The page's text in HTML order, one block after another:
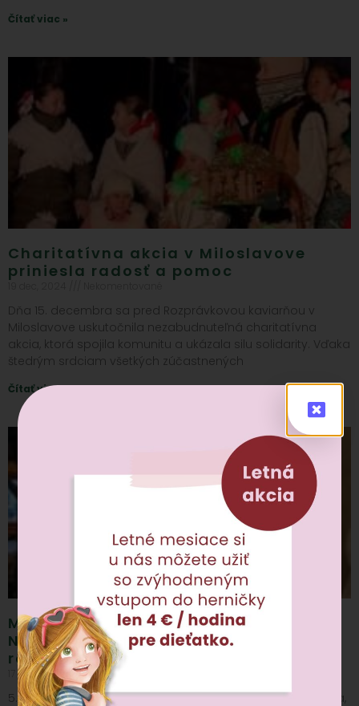
Čítať viac »
Charitatívna akcia v Miloslavove
priniesla radosť a pomoc
Dňa 15. decembra sa pred Rozprávkovou kaviarňou v
Miloslavove uskutočnila nezabudnuteľná charitatívna
akcia, ktorá spojila komunitu a ukázala silu solidarity. Vďaka
štedrým srdciam všetkých zúčastnených
Čítať viac »
Mikuláš v Rozprávkovej kaviarni:
Nezabudnuteľný zážitok pre deti aj
rodičov
17 dec, 2024 Nekomentované
5. decembra sme v Rozprávkovej kaviarni privítali Mikuláša,